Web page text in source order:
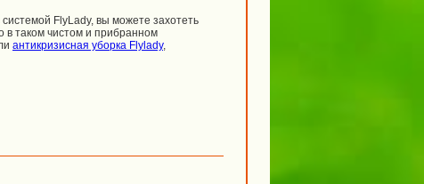
FlyLady, вы можете захотеть
в таком чистом и прибранном
антикризисная уборка Flylady,